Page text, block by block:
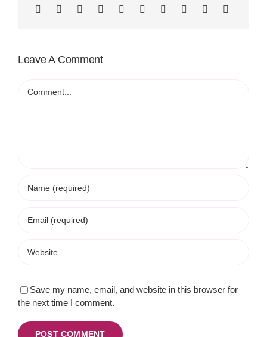
Leave A Comment
Save my name, email, and website in this browser for
the next time I comment.